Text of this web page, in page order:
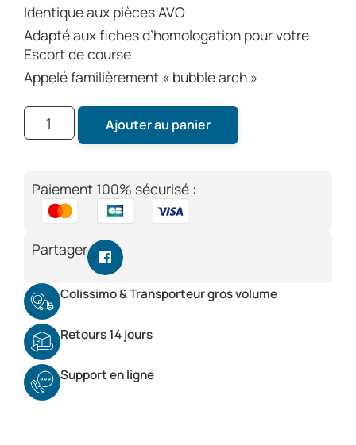
Identique aux pièces AVO
Adapté aux fiches d’homologation pour votre
Escort de course
Appelé familièrement « bubble arch »
Ajouter au panier
Paiement 100% sécurisé :
Partager
Colissimo & Transporteur gros volume
Retours 14 jours
Support en ligne